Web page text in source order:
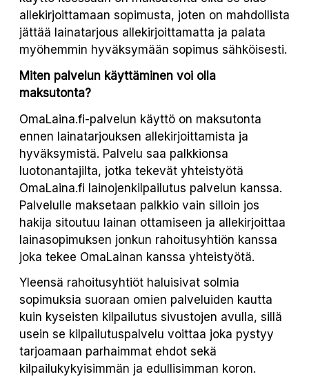
allekirjoittamaan sopimusta, joten on mahdollista
jättää lainatarjous allekirjoittamatta ja palata
myöhemmin hyväksymään sopimus sähköisesti.
Miten palvelun käyttäminen voi olla
maksutonta?
OmaLaina.fi-palvelun käyttö on maksutonta
ennen lainatarjouksen allekirjoittamista ja
hyväksymistä. Palvelu saa palkkionsa
luotonantajilta, jotka tekevät yhteistyötä
OmaLaina.fi lainojenkilpailutus palvelun kanssa.
Palvelulle maksetaan palkkio vain silloin jos
hakija sitoutuu lainan ottamiseen ja allekirjoittaa
lainasopimuksen jonkun rahoitusyhtiön kanssa
joka tekee OmaLainan kanssa yhteistyötä.
Yleensä rahoitusyhtiöt haluisivat solmia
sopimuksia suoraan omien palveluiden kautta
kuin kyseisten kilpailutus sivustojen avulla, sillä
usein se kilpailutuspalvelu voittaa joka pystyy
tarjoamaan parhaimmat ehdot sekä
kilpailukykyisimmän ja edullisimman koron.